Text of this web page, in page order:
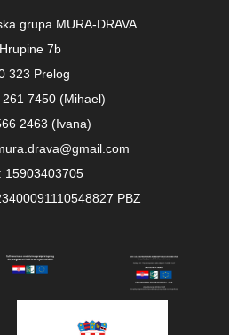
grupa MURA-DRAVA
Hrupine 7b
323 Prelog
261 7450 (Mihael)
2463 (Ivana)
15903403705
PBZ